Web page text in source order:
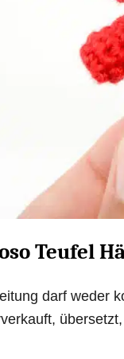
Teufel
darf weder